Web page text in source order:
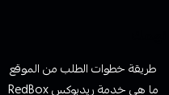
طريقة خطوات الطلب من الموقع
ما هي خدمة ريدبوكس RedBox